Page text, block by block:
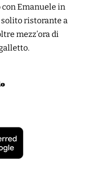
Emanuele in
ristorante a
mezz’ora di